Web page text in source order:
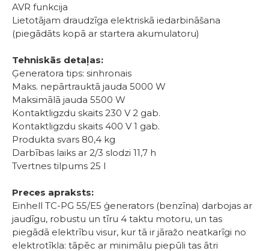
AVR funkcija
Lietotājam draudzīga elektriskā iedarbināšana
(piegādāts kopā ar startera akumulatoru)
Tehniskās detaļas:
Ģeneratora tips: sinhronais
Maks. nepārtrauktā jauda 5000 W
Maksimālā jauda 5500 W
Kontaktligzdu skaits 230 V 2 gab.
Kontaktligzdu skaits 400 V 1 gab.
Produkta svars 80,4 kg
Darbības laiks ar 2/3 slodzi 11,7 h
Tvertnes tilpums 25 l
Preces apraksts:
Einhell TC-PG 55/E5 ģenerators (benzīna) darbojas ar
jaudīgu, robustu un tīru 4 taktu motoru, un tas
piegādā elektrību visur, kur tā ir jāražo neatkarīgi no
elektrotīkla: tāpēc ar minimālu piepūli tas ātri